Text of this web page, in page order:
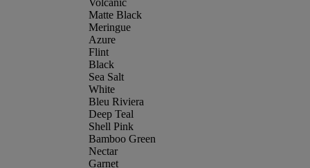
Volcanic
Matte Black
Meringue
Azure
Flint
Black
Sea Salt
White
Bleu Riviera
Deep Teal
Shell Pink
Bamboo Green
Nectar
Garnet